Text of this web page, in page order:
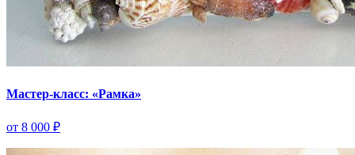
Мастер-класс: «Рамка»
от 8 000 ₽